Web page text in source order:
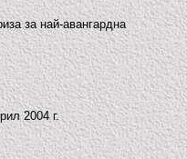
за най-авангардна
2004 г.